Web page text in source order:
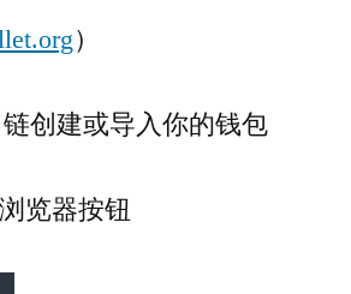
）
创建或导入你的钱包
览器按钮